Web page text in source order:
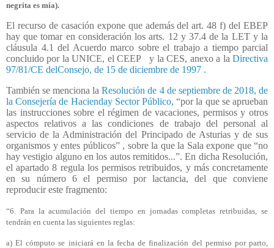
negrita es mía).
El recurso de casación expone que además del art. 48 f) del EBEP
hay que tomar en consideración los arts. 12 y 37.4 de la LET y la
cláusula 4.1 del Acuerdo marco sobre el trabajo a tiempo parcial
concluido por la UNICE, el CEEP
y la CES, anexo a laDirectiva
97/81/CE delConsejo, de 15 de diciembre de 1997 .
También se menciona laResolución de 4 de septiembre de 2018, de
la Consejería de Hacienday Sector Público,“por la que se aprueban
las instrucciones sobre el régimen de vacaciones, permisos y otros
aspectos relativos a las condiciones de trabajo del personal al
servicio de la Administración del Principado de Asturias y de sus
organismos y entes públicos” , sobre la que la Sala expone que “no
hay vestigio alguno en los autos remitidos...”. En dicha Resolución,
el apartado 8 regula los permisos retribuidos, y más concretamente
en su número 6 el permiso por lactancia, del que conviene
reproducir este fragmento:
“6. Para la acumulación del tiempo en jornadas completas retribuidas, se
tendrán en cuenta las siguientes reglas:
a) El cómputo se iniciará en la fecha de finalización del permiso por parto,